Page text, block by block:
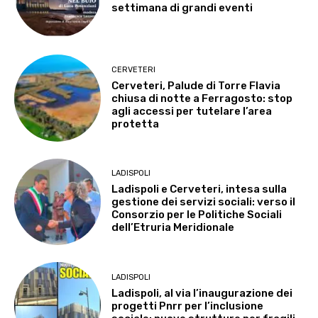
settimana di grandi eventi
CERVETERI
Cerveteri, Palude di Torre Flavia
chiusa di notte a Ferragosto: stop
agli accessi per tutelare l’area
protetta
LADISPOLI
Ladispoli e Cerveteri, intesa sulla
gestione dei servizi sociali: verso il
Consorzio per le Politiche Sociali
dell’Etruria Meridionale
LADISPOLI
Ladispoli, al via l’inaugurazione dei
progetti Pnrr per l’inclusione